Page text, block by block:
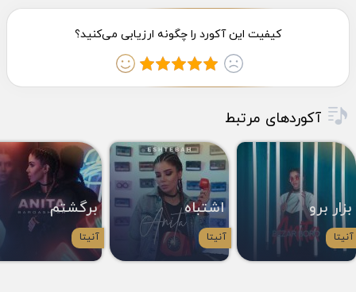
آکوردهای مرتبط
بزار برو
آنیتا
اشتباه
آنیتا
برگشتم
آنیتا